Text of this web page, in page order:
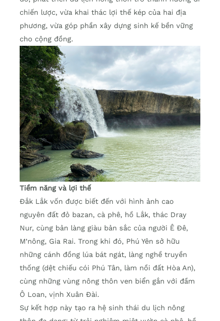
chiến lược, vừa khai thác lợi thế kép của hai địa
phương, vừa góp phần xây dựng sinh kế bền vững
cho cộng đồng.
Tiềm năng và lợi thế
Đắk Lắk vốn được biết đến với hình ảnh cao
nguyên đất đỏ bazan, cà phê, hồ Lắk, thác Dray
Nur, cùng bản làng giàu bản sắc của người Ê Đê,
M’nông, Gia Rai. Trong khi đó, Phú Yên sở hữu
những cánh đồng lúa bát ngát, làng nghề truyền
thống (dệt chiếu cói Phú Tân, làm nồi đất Hòa An),
cùng những vùng nông thôn ven biển gắn với đầm
Ô Loan, vịnh Xuân Đài.
Sự kết hợp này tạo ra hệ sinh thái du lịch nông